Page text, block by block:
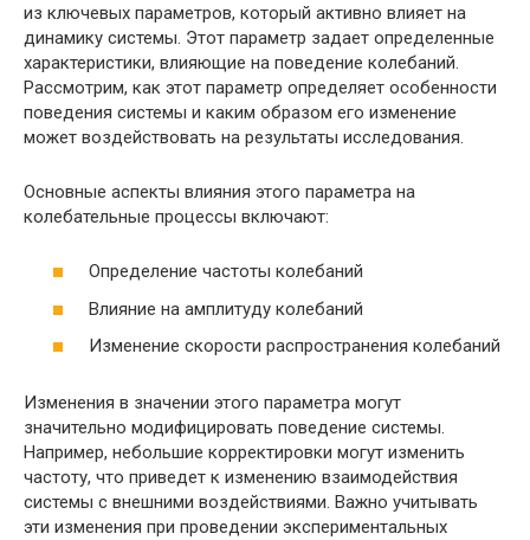
из ключевых параметров, который активно влияет на
динамику системы. Этот параметр задает определенные
характеристики, влияющие на поведение колебаний.
Рассмотрим, как этот параметр определяет особенности
поведения системы и каким образом его изменение
может воздействовать на результаты исследования.
Основные аспекты влияния этого параметра на
колебательные процессы включают:
Определение частоты колебаний
Влияние на амплитуду колебаний
Изменение скорости распространения колебаний
Изменения в значении этого параметра могут
значительно модифицировать поведение системы.
Например, небольшие корректировки могут изменить
частоту, что приведет к изменению взаимодействия
системы с внешними воздействиями. Важно учитывать
эти изменения при проведении экспериментальных